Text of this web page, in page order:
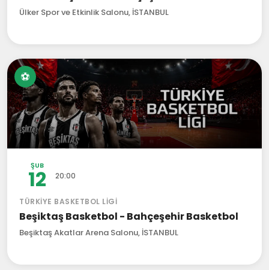
Ülker Spor ve Etkinlik Salonu, İSTANBUL
⚽
ŞUB
12 20:00
TÜRKIYE BASKETBOL LIGI
Beşiktaş Basketbol - Bahçeşehir Basketbol
Beşiktaş Akatlar Arena Salonu, İSTANBUL